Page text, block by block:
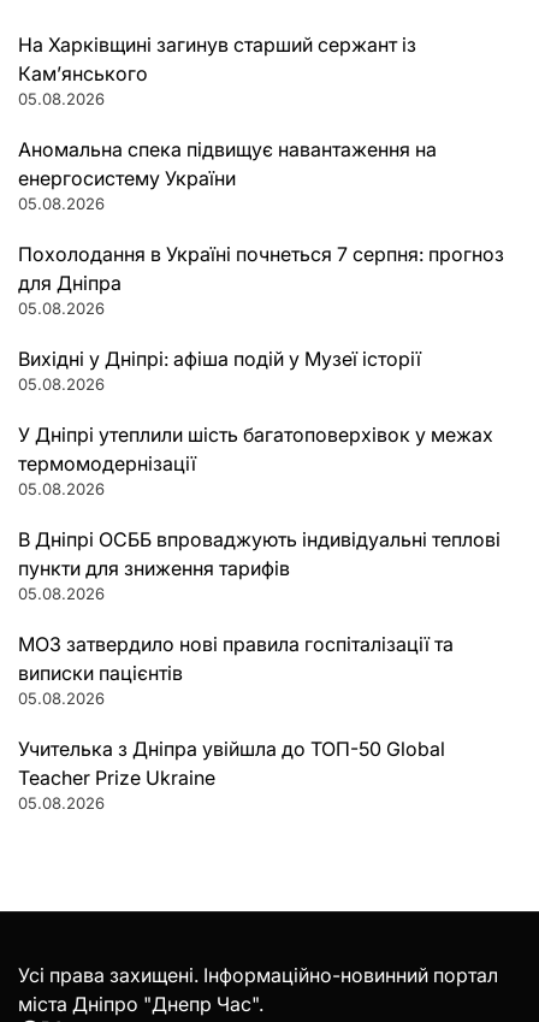
На Харківщині загинув старший сержант із
Кам’янського
05.08.2026
Аномальна спека підвищує навантаження на
енергосистему України
05.08.2026
Похолодання в Україні почнеться 7 серпня: прогноз
для Дніпра
05.08.2026
Вихідні у Дніпрі: афіша подій у Музеї історії
05.08.2026
У Дніпрі утеплили шість багатоповерхівок у межах
термомодернізації
05.08.2026
В Дніпрі ОСББ впроваджують індивідуальні теплові
пункти для зниження тарифів
05.08.2026
МОЗ затвердило нові правила госпіталізації та
виписки пацієнтів
05.08.2026
Учителька з Дніпра увійшла до ТОП-50 Global
Teacher Prize Ukraine
05.08.2026
Усі права захищені. Інформаційно-новинний портал
міста Дніпро "Днепр Час".